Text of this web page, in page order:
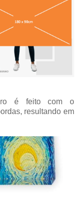
é feito com o
resultando em